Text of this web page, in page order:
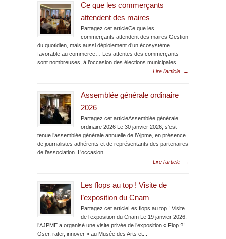
Ce que les commerçants
attendent des maires
Partagez cet articleCe que les
commerçants attendent des maires Gestion
du quotidien, mais aussi déploiement d’un écosystème
favorable au commerce… Les attentes des commerçants
sont nombreuses, à l’occasion des élections municipales...
Lire l'article
→
Assemblée générale ordinaire
2026
Partagez cet articleAssemblée générale
ordinaire 2026 Le 30 janvier 2026, s’est
tenue l’assemblée générale annuelle de l’Ajpme, en présence
de journalistes adhérents et de représentants des partenaires
de l’association. L’occasion...
Lire l'article
→
Les flops au top ! Visite de
l’exposition du Cnam
Partagez cet articleLes flops au top ! Visite
de l’exposition du Cnam Le 19 janvier 2026,
l’AJPME a organisé une visite privée de l’exposition « Flop ?!
Oser, rater, innover » au Musée des Arts et...